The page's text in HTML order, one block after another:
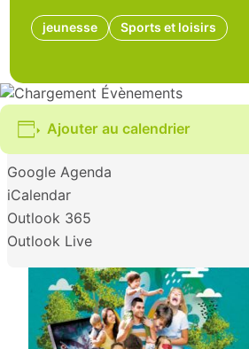
jeunesse Sports et loisirs
Ajouter au calendrier
Google Agenda
iCalendar
Outlook 365
Outlook Live